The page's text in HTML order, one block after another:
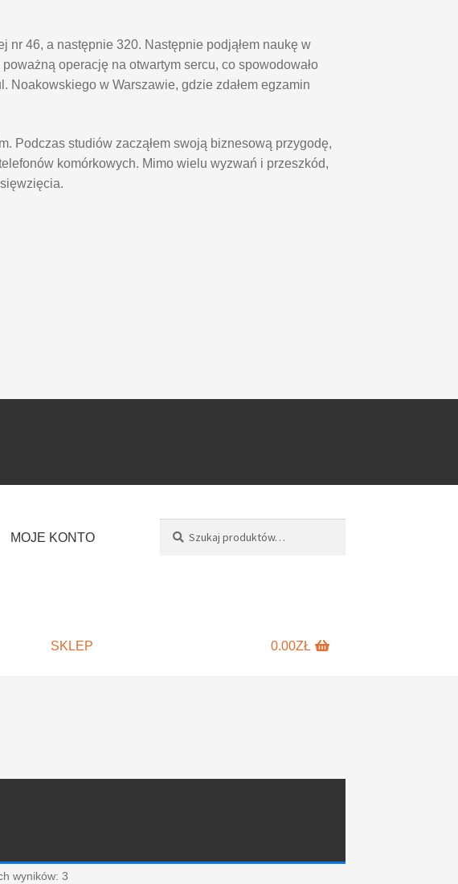
nr 46, a następnie 320. Następnie podjąłem naukę w
operację na otwartym sercu, co spowodowało
Noakowskiego w Warszawie, gdzie zdałem egzamin
Podczas studiów zacząłem swoją biznesową przygodę,
komórkowych. Mimo wielu wyzwań i przeszkód,
MOJE KONTO
SKLEP 0.00ZŁ
wyników: 3